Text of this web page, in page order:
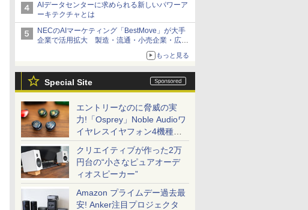
AIデータセンターに求められる新しいパワーア
ーキテクチャとは
NECのAIマーケティング「BestMove」が大手
企業で活用拡大 製造・流通・小売企業・広告
もっと見る
Special Site
エントリーなのに脅威の実
力!「Osprey」Noble Audioワ
イヤレスイヤフォン4機種を
一気に聴く
クリエイティブが作った2万
円台の“小さなピュアオーデ
ィオスピーカー”
Amazon プライムデー過去最
安! Anker注目プロジェクタ